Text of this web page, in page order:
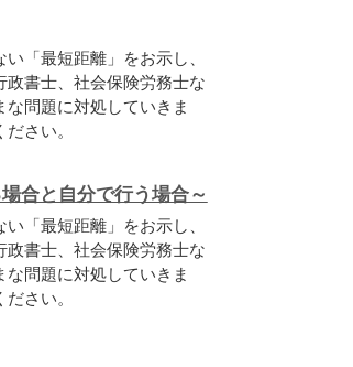
「最短距離」をお示し、
政書士、社会保険労務士な
問題に対処していきま
さい。
合と自分で行う場合～
「最短距離」をお示し、
政書士、社会保険労務士な
問題に対処していきま
さい。